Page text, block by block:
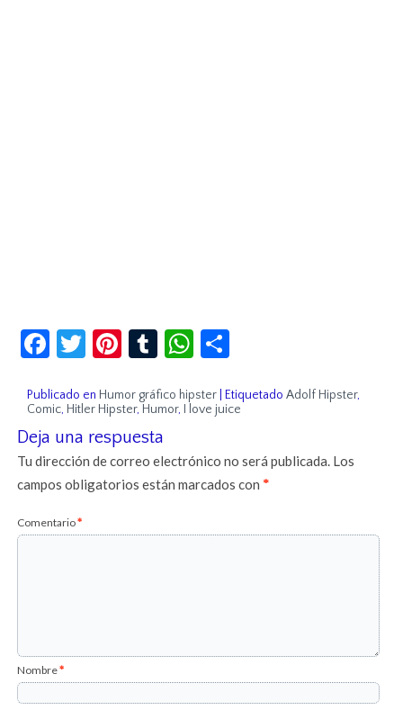
Facebook
Twitter
Pinterest
TumblrWhatsApp
Publicado en Humor gráfico hipster |Etiquetado Adolf Hipster,
Comic, Hitler Hipster, Humor, I love juice
Deja una respuesta
Tu dirección de correo electrónico no será publicada. Los
campos obligatorios están marcados con*
Comentario*
Nombre*